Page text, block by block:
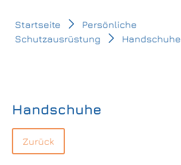
Startseite
Persönliche
Schutzausrüstung
Handschuhe
Handschuhe